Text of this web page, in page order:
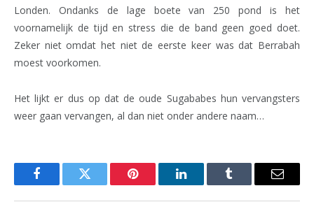
Londen. Ondanks de lage boete van 250 pond is het
voornamelijk de tijd en stress die de band geen goed doet.
Zeker niet omdat het niet de eerste keer was dat Berrabah
moest voorkomen.
Het lijkt er dus op dat de oude Sugababes hun vervangsters
weer gaan vervangen, al dan niet onder andere naam…
FacebookTwitter Pinterest LinkedInTumblr Email